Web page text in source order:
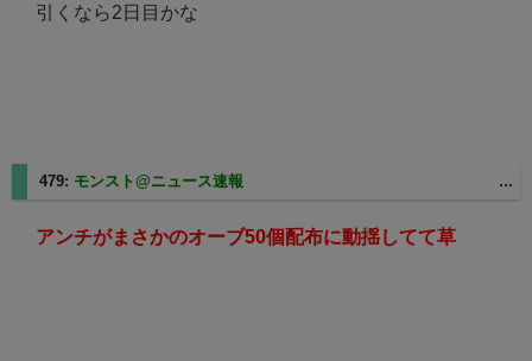
引くなら2日目かな
479: モンスト@ニュース速報
アンチがまさかのオーブ50個配布に動揺してて草